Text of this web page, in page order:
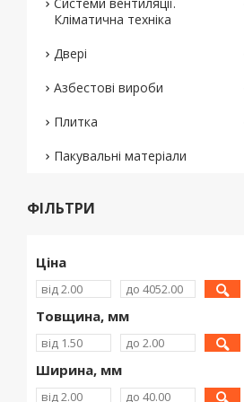
Кліматична техніка
Двері
Азбестові вироби
Плитка
Пакувальні матеріали
ФІЛЬТРИ
Ціна
Товщина, мм
Ширина, мм